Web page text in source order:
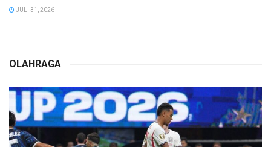
JULI 31, 2026
OLAHRAGA